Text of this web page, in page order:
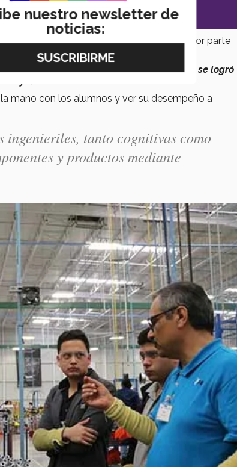
por lamadurez en el aprendizaje
por parte
venía evolucionando y en este semestre se logró
y flexible
mano con los alumnos y ver su desempeño a
tanto cognitivas como
y productos mediante
nuestro newsletter de
noticias: